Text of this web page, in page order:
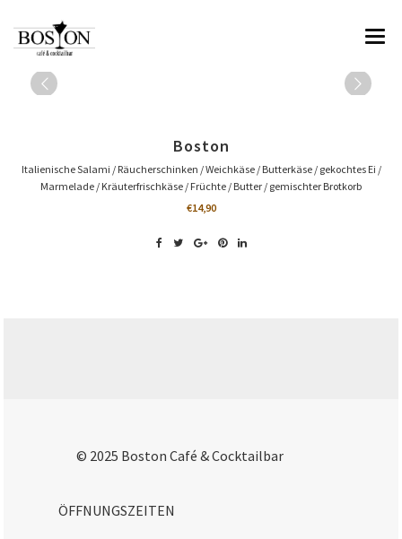
HOME
SPEISEN & GETRÄNKE
RESERVIERUNG & KONTAKT
Boston
Italienische Salami / Räucherschinken / Weichkäse / Butterkäse / gekochtes Ei /
Marmelade / Kräuterfrischkäse / Früchte / Butter / gemischter Brotkorb
€14,90
© 2025 Boston Café & Cocktailbar
ÖFFNUNGSZEITEN